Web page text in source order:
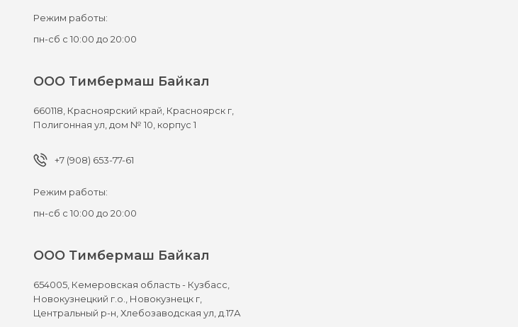
Режим работы:
пн-сб с 10:00 до 20:00
ООО Тимбермаш Байкал
660118, Красноярский край, Красноярск г,
Полигонная ул, дом № 10, корпус 1
+7 (908) 653-77-61
Режим работы:
пн-сб с 10:00 до 20:00
ООО Тимбермаш Байкал
654005, Кемеровская область - Кузбасс,
Новокузнецкий г.о., Новокузнецк г,
Центральный р-н, Хлебозаводская ул, д.17А